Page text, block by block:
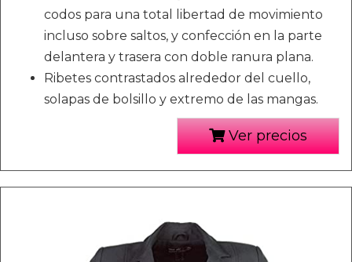
codos para una total libertad de movimiento
incluso sobre saltos, y confección en la parte
delantera y trasera con doble ranura plana.
Ribetes contrastados alrededor del cuello,
solapas de bolsillo y extremo de las mangas.
Ver precios